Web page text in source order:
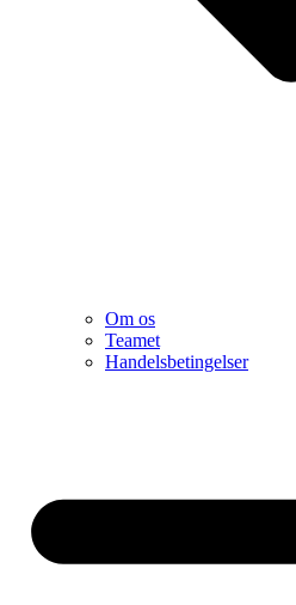
Om os
Teamet
Handelsbetingelser